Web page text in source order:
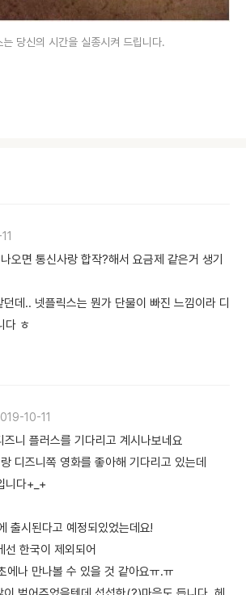
는 당신의 시간을 실종시켜 드립니다.
오면 통신사랑 합작?해서 요금제 같은거 생기
데.. 넷플릭스는 뭔가 단물이 빠진 느낌이라 디
다 ㅎ
10-11
즈니 플러스를 기다리고 계시나보네요
디즈니쪽 영화를 좋아해 기다리고 있는데
니다+_+
출시된다고 예정되있었는데요!
선 한국이 제외되어
에나 만나볼 수 있을 것 같아요ㅠ.ㅠ